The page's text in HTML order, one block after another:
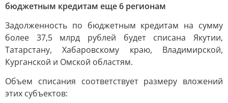
бюджетным кредитам еще 6 регионам
Задолженность по бюджетным кредитам на сумму
более 37,5 млрд рублей будет списана Якутии,
Татарстану, Хабаровскому краю, Владимирской,
Курганской и Омской областям.
Объем списания соответствует размеру вложений
этих субъектов: